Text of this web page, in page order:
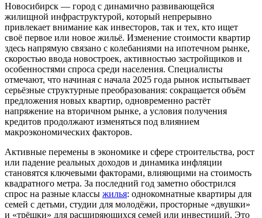
Новосибирск — город с динамично развивающейся
жилищной инфраструктурой, который непрерывно
привлекает внимание как инвесторов, так и тех, кто ищет
своё первое или новое жильё. Изменение стоимости квартир
здесь напрямую связано с колебаниями на ипотечном рынке,
скоростью ввода новостроек, активностью застройщиков и
особенностями спроса среди населения. Специалисты
отмечают, что начиная с начала 2025 года рынок испытывает
серьёзные структурные преобразования: сокращается объём
предложения новых квартир, одновременно растёт
напряжение на вторичном рынке, а условия получения
кредитов продолжают изменяться под влиянием
макроэкономических факторов.
Активные перемены в экономике и сфере строительства, рост
или падение реальных доходов и динамика инфляции
становятся ключевыми факторами, влияющими на стоимость
квадратного метра. За последний год заметно обострился
спрос на разные классы жилья: однокомнатные квартиры для
семей с детьми, студии для молодёжи, просторные «двушки»
и «трёшки» для расширяющихся семей или инвестиций. Это